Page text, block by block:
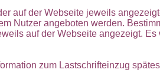
auf der Webseite jeweils
Nutzer angeboten werden.
auf der Webseite angezeigt.
zum Lastschrifteinzug